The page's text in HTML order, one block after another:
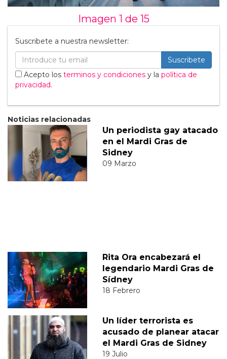
Imagen 1 de 15
Suscribete a nuestra newsletter:
Suscribete
Acepto los terminos y condiciones y la política de
privacidad.
Noticias relacionadas
Un periodista gay atacado
en el Mardi Gras de
Sidney
09 Marzo
Rita Ora encabezará el
legendario Mardi Gras de
Sídney
18 Febrero
Un líder terrorista es
acusado de planear atacar
el Mardi Gras de Sidney
19 Julio